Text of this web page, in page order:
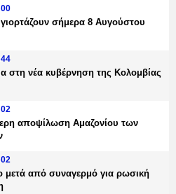
γιορτάζουν σήμερα 8 Αυγούστου
στη νέα κυβέρνηση της Κολομβίας
αποψίλωση Αμαζονίου των
μετά από συναγερμό για ρωσική